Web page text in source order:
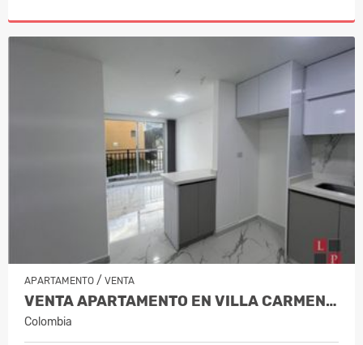
APARTAMENTO / VENTA
VENTA APARTAMENTO EN VILLA CARMENZA,…
Colombia